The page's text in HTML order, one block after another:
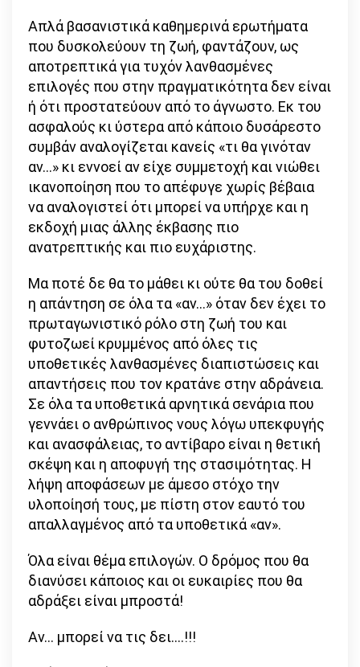
Απλά βασανιστικά καθημερινά ερωτήματα
που δυσκολεύουν τη ζωή, φαντάζουν, ως
αποτρεπτικά για τυχόν λανθασμένες
επιλογές που στην πραγματικότητα δεν είναι
ή ότι προστατεύουν από το άγνωστο. Εκ του
ασφαλούς κι ύστερα από κάποιο δυσάρεστο
συμβάν αναλογίζεται κανείς «τι θα γινόταν
αν…» κι εννοεί αν είχε συμμετοχή και νιώθει
ικανοποίηση που το απέφυγε χωρίς βέβαια
να αναλογιστεί ότι μπορεί να υπήρχε και η
εκδοχή μιας άλλης έκβασης πιο
ανατρεπτικής και πιο ευχάριστης.
Μα ποτέ δε θα το μάθει κι ούτε θα του δοθεί
η απάντηση σε όλα τα «αν…» όταν δεν έχει το
πρωταγωνιστικό ρόλο στη ζωή του και
φυτοζωεί κρυμμένος από όλες τις
υποθετικές λανθασμένες διαπιστώσεις και
απαντήσεις που τον κρατάνε στην αδράνεια.
Σε όλα τα υποθετικά αρνητικά σενάρια που
γεννάει ο ανθρώπινος νους λόγω υπεκφυγής
και ανασφάλειας, το αντίβαρο είναι η θετική
σκέψη και η αποφυγή της στασιμότητας. Η
λήψη αποφάσεων με άμεσο στόχο την
υλοποίησή τους, με πίστη στον εαυτό του
απαλλαγμένος από τα υποθετικά «αν».
Όλα είναι θέμα επιλογών. Ο δρόμος που θα
διανύσει κάποιος και οι ευκαιρίες που θα
αδράξει είναι μπροστά!
Αν… μπορεί να τις δει….!!!